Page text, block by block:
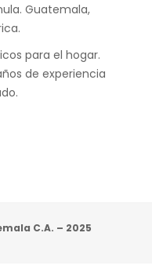
Guatemala,
para el hogar.
de experiencia
C.A. – 2025